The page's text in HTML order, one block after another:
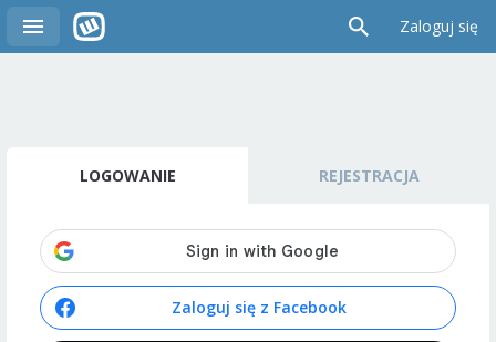
Zaloguj się
LOGOWANIE REJESTRACJA
Zaloguj się z Facebook